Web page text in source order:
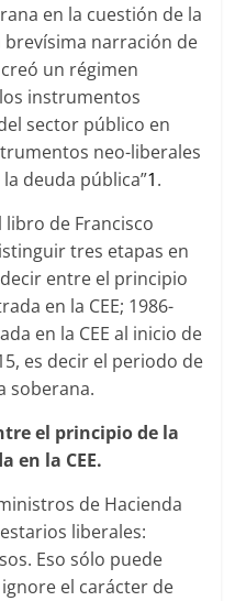
en la cuestión de la
narración de
un régimen
instrumentos
sector público en
neo-liberales
deuda pública”1.
libro de Francisco
tres etapas en
entre el principio
en la CEE; 1986-
en la CEE al inicio de
es decir el periodo de
soberana.
el principio de la
en la CEE.
de Hacienda
liberales:
Eso sólo puede
el carácter de